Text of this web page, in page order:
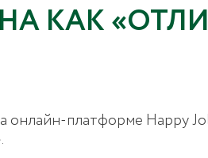
КАК
онлайн-платформе Happy